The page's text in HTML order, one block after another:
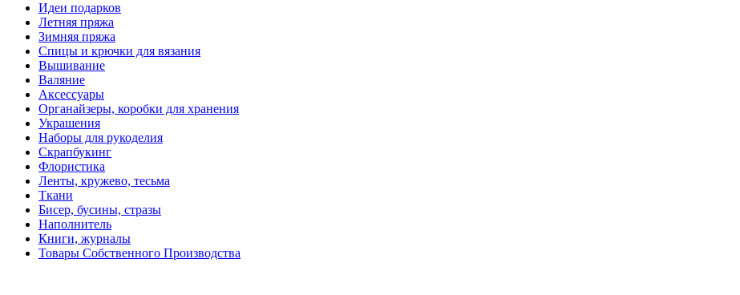
Идеи подарков
Летняя пряжа
Зимняя пряжа
Спицы и крючки для вязания
Вышивание
Валяние
Аксессуары
Органайзеры, коробки для хранения
Украшения
Наборы для рукоделия
Скрапбукинг
Флористика
Ленты, кружево, тесьма
Ткани
Бисер, бусины, стразы
Наполнитель
Книги, журналы
Товары Собственного Производства